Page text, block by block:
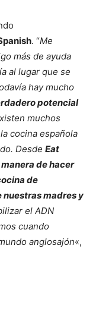
. “Me
más de ayuda
al lugar que se
hay mucho
potencial
muchos
cocina española
Desde Eat
de hacer
de
madres y
el ADN
cuando
anglosajón«,